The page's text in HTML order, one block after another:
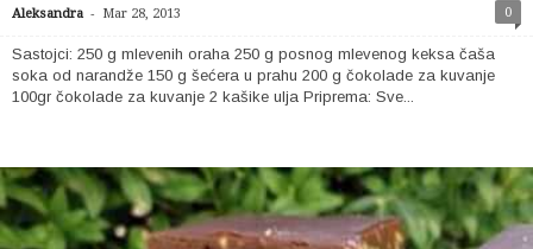
Aleksandra - Mar 28, 2013 0
Sastojci: 250 g mlevenih oraha 250 g posnog mlevenog keksa čaša
soka od narandže 150 g šećera u prahu 200 g čokolade za kuvanje
100gr čokolade za kuvanje 2 kašike ulja Priprema: Sve...